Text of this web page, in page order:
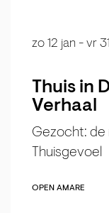
Thuis in
Verhaal
Gezocht: de
Thuisgevoel
zo 12 jan - vr
OPEN AMARE